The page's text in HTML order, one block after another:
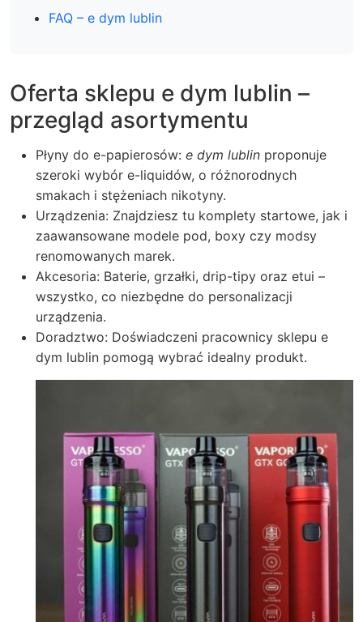
FAQ – e dym lublin
Oferta sklepu e dym lublin –
przegląd asortymentu
Płyny do e-papierosów: e dym lublin proponuje
szeroki wybór e-liquidów, o różnorodnych
smakach i stężeniach nikotyny.
Urządzenia: Znajdziesz tu komplety startowe, jak i
zaawansowane modele pod, boxy czy modsy
renomowanych marek.
Akcesoria: Baterie, grzałki, drip-tipy oraz etui –
wszystko, co niezbędne do personalizacji
urządzenia.
Doradztwo: Doświadczeni pracownicy sklepu e
dym lublin pomogą wybrać idealny produkt.